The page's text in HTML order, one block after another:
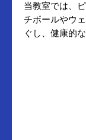
当教室では、
チボールやウ
ぐし、健康的